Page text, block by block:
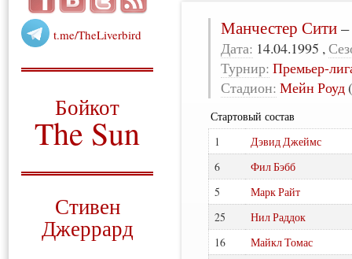
t.me/TheLiverbird
Бойкот
The Sun
Стивен
Джеррард
Манчестер Сити–
Дата: 14.04.1995 ,
Турнир: Премьер-
Стадион: Мейн Роуд
Стартовый состав
1
Дэвид Джеймс
6
Фил Бэбб
5
Марк Райт
25
Нил Раддок
16
Майкл Томас